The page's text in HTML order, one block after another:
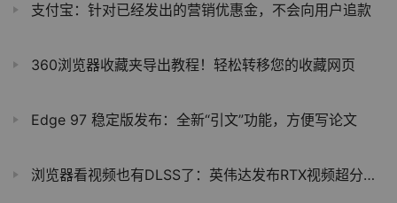
支付宝：针对已经发出的营销优惠金，不会向用户追款
360浏览器收藏夹导出教程！轻松转移您的收藏网页
Edge 97 稳定版发布：全新“引文”功能，方便写论文
浏览器看视频也有DLSS了：英伟达发布RTX视频超分辨率技术